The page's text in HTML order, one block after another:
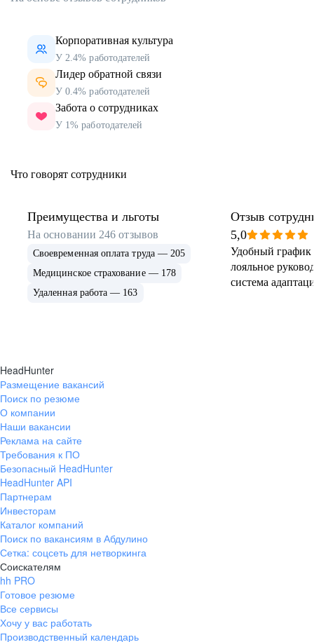
Корпоративная культура
У 2.4% работодателей
Лидер обратной связи
У 0.4% работодателей
Забота о сотрудниках
У 1% работодателей
Что говорят сотрудники
Преимущества и льготы
На основании 246 отзывов
Своевременная оплата труда — 205
Медицинское страхование — 178
Удаленная работа — 163
Отзыв
5,0
Удобный график
лояльное
система
HeadHunter
Размещение вакансий
Поиск по резюме
О компании
Наши вакансии
Реклама на сайте
Требования к ПО
Безопасный HeadHunter
HeadHunter API
Партнерам
Инвесторам
Каталог компаний
Поиск по вакансиям в Абдулино
Сетка: соцсеть для нетворкинга
Соискателям
hh PRO
Готовое резюме
Все сервисы
Хочу у вас работать
Производственный календарь